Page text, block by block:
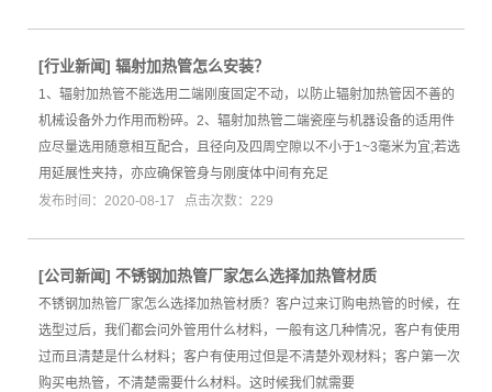
[行业新闻] 辐射加热管怎么安装？
1、辐射加热管不能选用二端刚度固定不动，以防止辐射加热管因不善的
机械设备外力作用而粉碎。2、辐射加热管二端瓷座与机器设备的适用件
应尽量选用随意相互配合，且径向及四周空隙以不小于1~3毫米为宜;若选
用延展性夹持，亦应确保管身与刚度体中间有充足
发布时间：2020-08-17 点击次数：229
[公司新闻] 不锈钢加热管厂家怎么选择加热管材质
不锈钢加热管厂家怎么选择加热管材质？客户过来订购电热管的时候，在
选型过后，我们都会问外管用什么材料，一般有这几种情况，客户有使用
过而且清楚是什么材料；客户有使用过但是不清楚外观材料；客户第一次
购买电热管，不清楚需要什么材料。这时候我们就需要